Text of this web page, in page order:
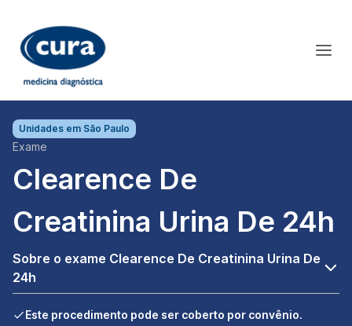
Unidades em São Paulo
Exame
Clearence De
Creatinina Urina De 24h
Sobre o exame Clearence De Creatinina Urina De
24h
Este procedimento pode ser coberto por convênio.